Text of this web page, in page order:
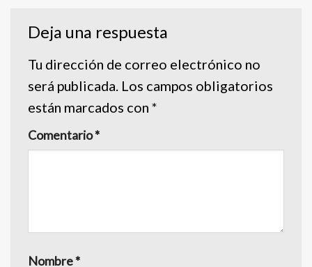
Deja una respuesta
Tu dirección de correo electrónico no
será publicada. Los campos obligatorios
están marcados con *
Comentario*
Nombre*